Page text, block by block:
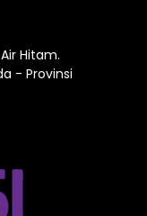
Hitam.
- Provinsi